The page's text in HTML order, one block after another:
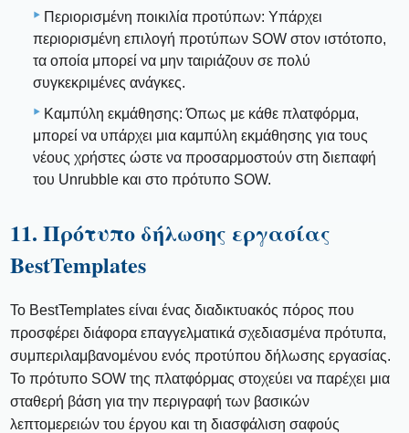
Περιορισμένη ποικιλία προτύπων: Υπάρχει
περιορισμένη επιλογή προτύπων SOW στον ιστότοπο,
τα οποία μπορεί να μην ταιριάζουν σε πολύ
συγκεκριμένες ανάγκες.
Καμπύλη εκμάθησης: Όπως με κάθε πλατφόρμα,
μπορεί να υπάρχει μια καμπύλη εκμάθησης για τους
νέους χρήστες ώστε να προσαρμοστούν στη διεπαφή
του Unrubble και στο πρότυπο SOW.
11. Πρότυπο δήλωσης εργασίας
BestTemplates
Το BestTemplates είναι ένας διαδικτυακός πόρος που
προσφέρει διάφορα επαγγελματικά σχεδιασμένα πρότυπα,
συμπεριλαμβανομένου ενός προτύπου δήλωσης εργασίας.
Το πρότυπο SOW της πλατφόρμας στοχεύει να παρέχει μια
σταθερή βάση για την περιγραφή των βασικών
λεπτομερειών του έργου και τη διασφάλιση σαφούς